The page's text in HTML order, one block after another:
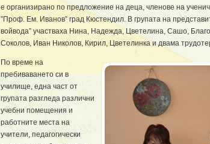
е организирано по предложение на деца, членове на
”Проф. Ем. Иванов” град Кюстендил. В групата на
войвода” участваха Нина, Надежда, Цветелина, Сашо,
Соколов, Иван Николов, Кирил, Цветелинка и двама
По време на
пребиваването си в
училище, една част от
групата разгледа различни
учебни помещения и
работните места на
учители, педагогически